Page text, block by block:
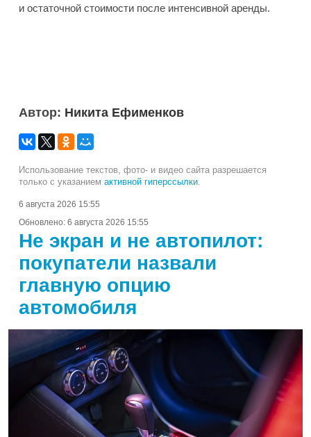
и остаточной стоимости после интенсивной аренды.
Автор: Никита Ефименков
Использование текстов, фото- и видео сайта разрешается
только с указанием активной гиперссылки.
6 августа 2026 15:55
Обновлено: 6 августа 2026 15:55
Не экран и не автопилот:
покупатели назвали
главную опцию
автомобиля